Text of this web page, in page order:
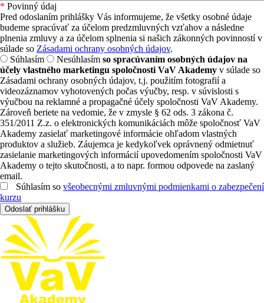
* Povinný údaj
Pred odoslaním prihlášky Vás informujeme, že všetky osobné údaje
budeme spracúvať za účelom predzmluvných vzťahov a následne
plnenia zmluvy a za účelom splnenia si našich zákonných povinností v
súlade so Zásadami ochrany osobných údajov.
Súhlasím
Nesúhlasím so spracúvaním osobných údajov na
účely vlastného marketingu spoločnosti VaV Akademy v súlade so
Zásadami ochrany osobných údajov, t.j. použitím fotografií a
videozáznamov vyhotovených počas výučby, resp. v súvislosti s
výučbou na reklamné a propagačné účely spoločnosti VaV Akademy.
Zároveň beriete na vedomie, že v zmysle § 62 ods. 3 zákona č.
351/2011 Z.z. o elektronických komunikáciách môže spoločnosť VaV
Akademy zasielať marketingové informácie ohľadom vlastných
produktov a služieb. Záujemca je kedykoľvek oprávnený odmietnuť
zasielanie marketingových informácií upovedomením spoločnosti VaV
Akademy o tejto skutočnosti, a to napr. formou odpovede na zaslaný
email.
Súhlasím so všeobecnými zmluvnými podmienkami o zabezpečení
kurzu
Odoslať prihlášku